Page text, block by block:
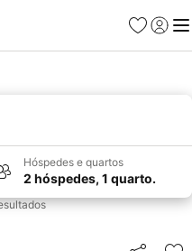
Favoritos
Iniciar
Hóspedes e quartos
2 hóspedes, 1 quarto.